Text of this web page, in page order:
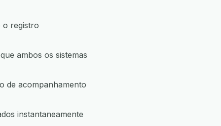
o registro
ambos os sistemas
de acompanhamento
instantaneamente